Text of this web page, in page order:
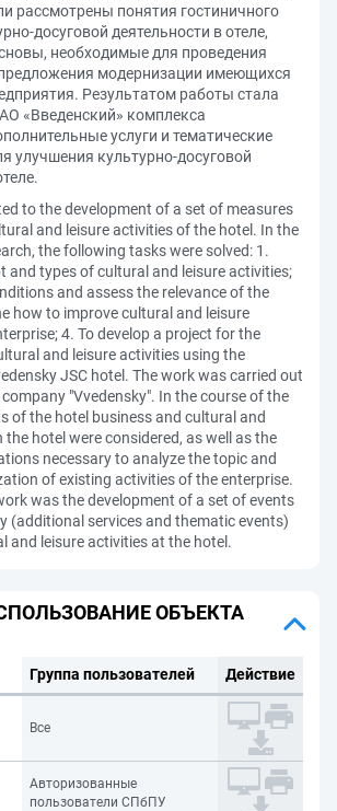
рассмотрены понятия гостиничного
досуговой деятельности в отеле,
необходимые для проведения
модернизации имеющихся
Результатом работы стала
«Введенский» комплекса
услуги и тематические
улучшения культурно-досуговой
to the development of a set of measures
and leisure activities of the hotel. In the
the following tasks were solved: 1.
and types of cultural and leisure activities;
and assess the relevance of the
how to improve cultural and leisure
4. To develop a project for the
and leisure activities using the
JSC hotel. The work was carried out
"Vvedensky". In the course of the
of the hotel business and cultural and
the hotel were considered, as well as the
necessary to analyze the topic and
of existing activities of the enterprise.
was the development of a set of events
(additional services and thematic events)
and leisure activities at the hotel.
ОБЪЕКТА
Группа пользователей Действие
Все
Авторизованные
пользователи СПбПУ